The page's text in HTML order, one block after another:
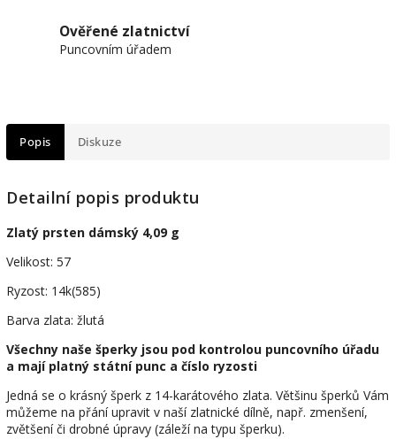
Ověřené zlatnictví
Puncovním úřadem
Popis Diskuze
Detailní popis produktu
Zlatý prsten dámský 4,09 g
Velikost: 57
Ryzost: 14k(585)
Barva zlata: žlutá
Všechny naše šperky jsou pod kontrolou puncovního úřadu
a mají platný státní punc a číslo ryzosti
Jedná se o krásný šperk z 14-karátového zlata. Většinu šperků Vám
můžeme na přání upravit v naší zlatnické dílně, např. zmenšení,
zvětšení či drobné úpravy (záleží na typu šperku).